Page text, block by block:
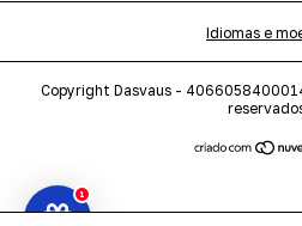
Idiomas e
Copyright Dasvaus -
1